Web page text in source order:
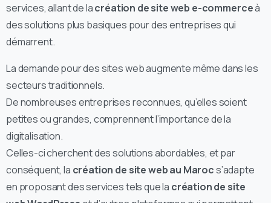
services, allant de lacréation de site web e-commerceà
des solutions plus basiques pour des entreprises qui
démarrent.
La demande pour des sites web augmente même dans les
secteurs traditionnels.
De nombreuses entreprises reconnues, qu’elles soient
petites ou grandes, comprennent l’importance de la
digitalisation.
Celles-ci cherchent des solutions abordables, et par
conséquent, la création de site web au Marocs’adapte
en proposant des services tels que la création de site